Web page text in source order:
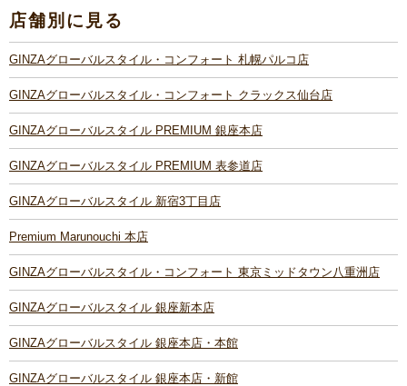
店舗別に見る
GINZAグローバルスタイル・コンフォート 札幌パルコ店
GINZAグローバルスタイル・コンフォート クラックス仙台店
GINZAグローバルスタイル PREMIUM 銀座本店
GINZAグローバルスタイル PREMIUM 表参道店
GINZAグローバルスタイル 新宿3丁目店
Premium Marunouchi 本店
GINZAグローバルスタイル・コンフォート 東京ミッドタウン八重洲店
GINZAグローバルスタイル 銀座新本店
GINZAグローバルスタイル 銀座本店・本館
GINZAグローバルスタイル 銀座本店・新館